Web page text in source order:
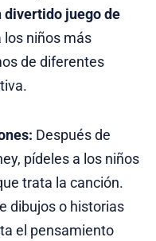
divertido juego de
los niños más
de diferentes
Después de
pídeles a los niños
trata la canción.
dibujos o historias
el pensamiento